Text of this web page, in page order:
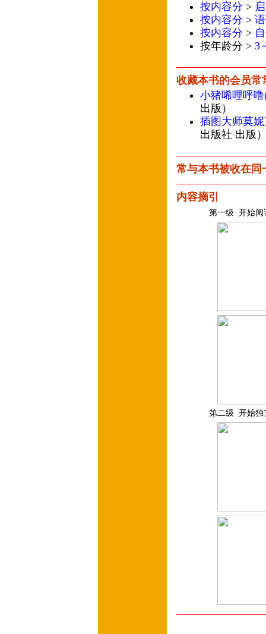
按内容分 >
按内容分 >
按内容分 >
按年龄分 > 3
收藏本书的会员常
小猪唏哩呼
出版）
插图大师莫
出版社 出版
常与本书被收在同
内容摘引
第一级 开始阅
第二级 开始独